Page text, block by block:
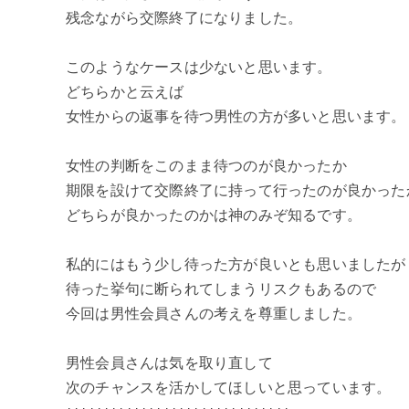
残念ながら交際終了になりました。
このようなケースは少ないと思います。
どちらかと云えば
女性からの返事を待つ男性の方が多いと思います。
女性の判断をこのまま待つのが良かったか
期限を設けて交際終了に持って行ったのが良かった
どちらが良かったのかは神のみぞ知るです。
私的にはもう少し待った方が良いとも思いましたが
待った挙句に断られてしまうリスクもあるので
今回は男性会員さんの考えを尊重しました。
男性会員さんは気を取り直して
次のチャンスを活かしてほしいと思っています。